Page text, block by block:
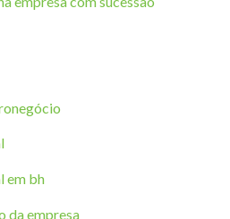
em bh
da empresa